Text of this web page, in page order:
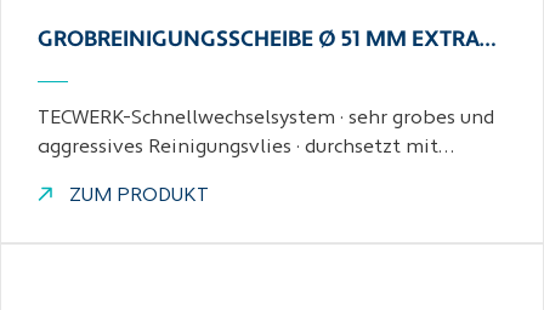
GROBREINIGUNGSSCHEIBE Ø 51 MM EXTRA…
TECWERK-Schnellwechselsystem · sehr grobes und
aggressives Reinigungsvlies · durchsetzt mit…
ZUM PRODUKT